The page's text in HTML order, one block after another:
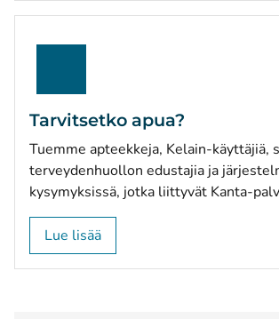
Tarvitsetko apua?
Tuemme apteekkeja, Kelain-käyttäjiä,
terveydenhuollon edustajia ja
kysymyksissä, jotka liittyvät Kanta-
Lue lisää